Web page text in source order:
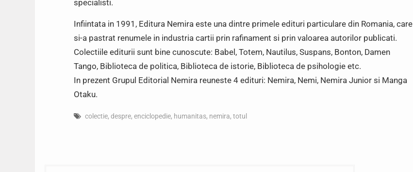
specialisti.
Infiintata in 1991, Editura Nemira este una dintre primele edituri particulare din Romania, care
si-a pastrat renumele in industria cartii prin rafinament si prin valoarea autorilor publicati.
Colectiile editurii sunt bine cunoscute: Babel, Totem, Nautilus, Suspans, Bonton, Damen
Tango, Biblioteca de politica, Biblioteca de istorie, Biblioteca de psihologie etc.
In prezent Grupul Editorial Nemira reuneste 4 edituri: Nemira, Nemi, Nemira Junior si Manga
Otaku.
colectie, despre, enciclopedie, humanitas, nemira, totul